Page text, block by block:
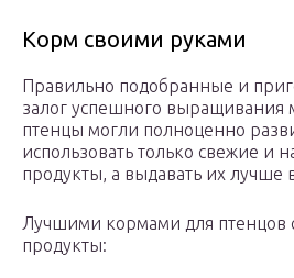
Корм своими руками
Правильно подобранные и
залог успешного выращивания
птенцы могли полноценно
использовать только свежие и
продукты, а выдавать их лучше
Лучшими кормами для птенцов
продукты: